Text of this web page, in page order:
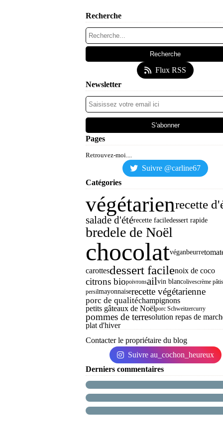
Recherche
Flux RSS
Newsletter
Pages
Retrouvez-moi....
Suivre @carline67
Catégories
végétarienrecette
salade d'étérecette faciledessert rapide
bredele de Noël
chocolatvéganbeurre
carottesdessert facilenoix de coco
citrons biopoivronsailvin blancolivescrème
persilmayonnaiserecette végétarienne
porc de qualitéchampignons
petits gâteaux de Noëlporc Schweitzercurry
pommes de terresolution repas de
plat d'hiver
Contacter le propriétaire du blog
Suivre au_cochon_heureux
Derniers commentaires